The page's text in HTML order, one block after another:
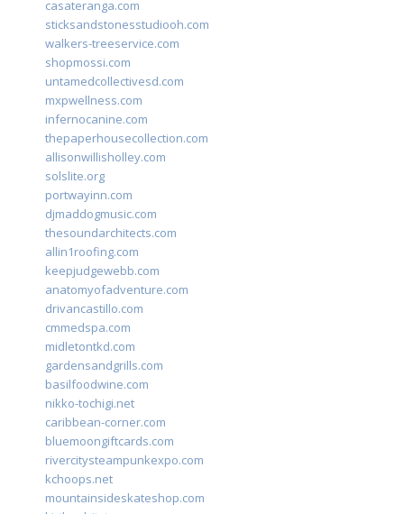
casateranga.com
sticksandstonesstudiooh.com
walkers-treeservice.com
shopmossi.com
untamedcollectivesd.com
mxpwellness.com
infernocanine.com
thepaperhousecollection.com
allisonwillisholley.com
solslite.org
portwayinn.com
djmaddogmusic.com
thesoundarchitects.com
allin1roofing.com
keepjudgewebb.com
anatomyofadventure.com
drivancastillo.com
cmmedspa.com
midletontkd.com
gardensandgrills.com
basilfoodwine.com
nikko-tochigi.net
caribbean-corner.com
bluemoongiftcards.com
rivercitysteampunkexpo.com
kchoops.net
mountainsideskateshop.com